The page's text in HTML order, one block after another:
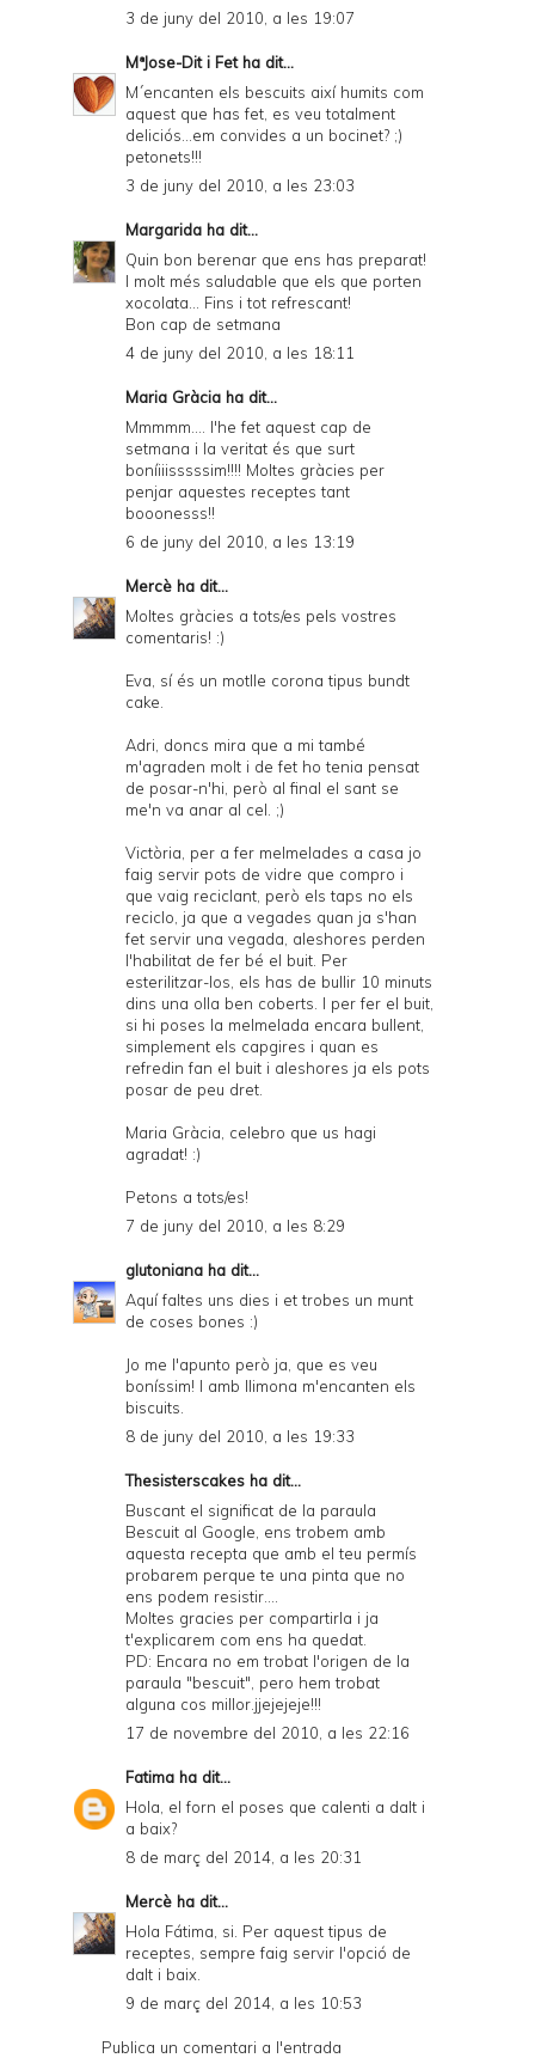
3 de juny del 2010, a les 19:07
MªJose-Dit i Fetha dit...
M´encanten els bescuits així humits com
aquest que has fet, es veu totalment
deliciós...em convides a un bocinet? ;)
petonets!!!
3 de juny del 2010, a les 23:03
Margarida ha dit...
Quin bon berenar que ens has preparat!
I molt més saludable que els que porten
xocolata... Fins i tot refrescant!
Bon cap de setmana
4 de juny del 2010, a les 18:11
Maria Gràcia ha dit...
Mmmmm.... l'he fet aquest cap de
setmana i la veritat és que surt
boníiiisssssim!!!! Moltes gràcies per
penjar aquestes receptes tant
booonesss!!
6 de juny del 2010, a les 13:19
Mercè ha dit...
Moltes gràcies a tots/es pels vostres
comentaris! :)
Eva, sí és un motlle corona tipus bundt
cake.
Adri, doncs mira que a mi també
m'agraden molt i de fet ho tenia pensat
de posar-n'hi, però al final el sant se
me'n va anar al cel. ;)
Victòria, per a fer melmelades a casa jo
faig servir pots de vidre que compro i
que vaig reciclant, però els taps no els
reciclo, ja que a vegades quan ja s'han
fet servir una vegada, aleshores perden
l'habilitat de fer bé el buit. Per
esterilitzar-los, els has de bullir 10 minuts
dins una olla ben coberts. I per fer el buit,
si hi poses la melmelada encara bullent,
simplement els capgires i quan es
refredin fan el buit i aleshores ja els pots
posar de peu dret.
Maria Gràcia, celebro que us hagi
agradat! :)
Petons a tots/es!
7 de juny del 2010, a les 8:29
glutoniana ha dit...
Aquí faltes uns dies i et trobes un munt
de coses bones :)
Jo me l'apunto però ja, que es veu
boníssim! I amb llimona m'encanten els
biscuits.
8 de juny del 2010, a les 19:33
Thesisterscakes ha dit...
Buscant el significat de la paraula
Bescuit al Google, ens trobem amb
aquesta recepta que amb el teu permís
probarem perque te una pinta que no
ens podem resistir....
Moltes gracies per compartirla i ja
t'explicarem com ens ha quedat.
PD: Encara no em trobat l'origen de la
paraula "bescuit", pero hem trobat
alguna cos millor.jjejejeje!!!
17 de novembre del 2010, a les 22:16
Fatima ha dit...
Hola, el forn el poses que calenti a dalt i
a baix?
8 de març del 2014, a les 20:31
Mercè ha dit...
Hola Fátima, si. Per aquest tipus de
receptes, sempre faig servir l'opció de
dalt i baix.
9 de març del 2014, a les 10:53
Publica un comentari a l'entrada